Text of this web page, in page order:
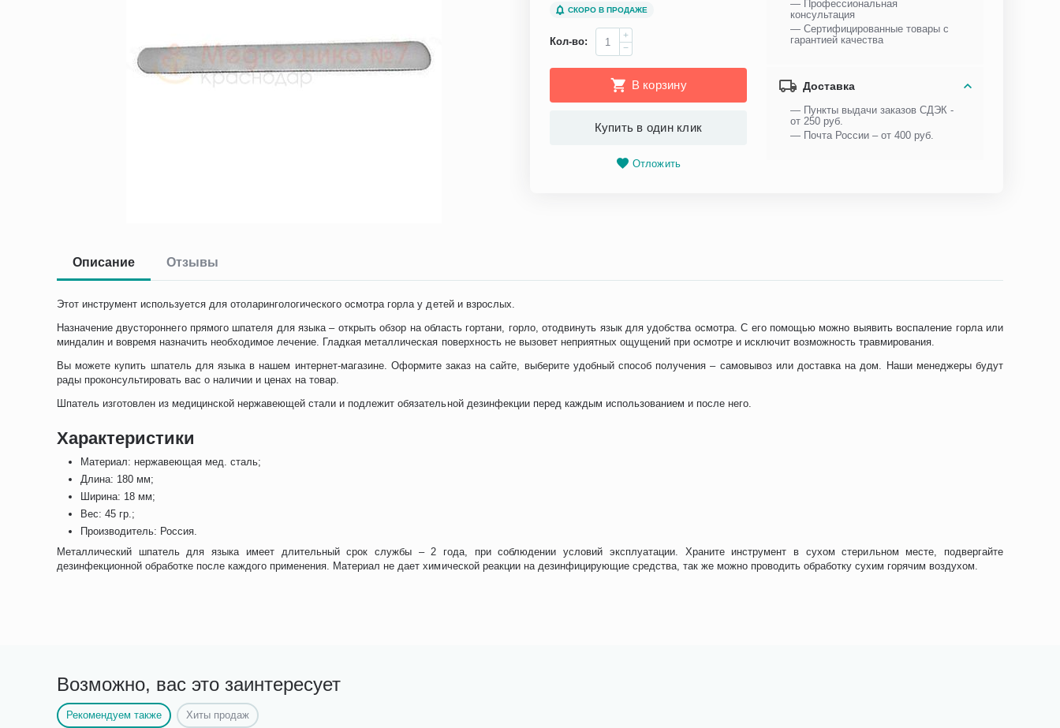
СКОРО В ПРОДАЖЕ
Кол-во:
+
−
В корзину
Купить в один клик
Отложить
— Профессиональная
консультация
— Сертифицированные товары с
гарантией качества
Доставка
— Пункты выдачи заказов СДЭК -
от 250 руб.
— Почта России – от 400 руб.
Описание Отзывы
Этот инструмент используется для отоларингологического осмотра горла у детей и взрослых.
Назначение двустороннего прямого шпателя для языка – открыть обзор на область гортани, горло, отодвинуть язык для удобства осмотра. С его помощью можно выявить воспаление горла или
миндалин и вовремя назначить необходимое лечение. Гладкая металлическая поверхность не вызовет неприятных ощущений при осмотре и исключит возможность травмирования.
Вы можете купить шпатель для языка в нашем интернет-магазине. Оформите заказ на сайте, выберите удобный способ получения – самовывоз или доставка на дом. Наши менеджеры будут
рады проконсультировать вас о наличии и ценах на товар.
Шпатель изготовлен из медицинской нержавеющей стали и подлежит обязательной дезинфекции перед каждым использованием и после него.
Характеристики
Материал: нержавеющая мед. сталь;
Длина: 180 мм;
Ширина: 18 мм;
Вес: 45 гр.;
Производитель: Россия.
Металлический шпатель для языка имеет длительный срок службы – 2 года, при соблюдении условий эксплуатации. Храните инструмент в сухом стерильном месте, подвергайте
дезинфекционной обработке после каждого применения. Материал не дает химической реакции на дезинфицирующие средства, так же можно проводить обработку сухим горячим воздухом.
Возможно, вас это заинтересует
Рекомендуем также Хиты продаж